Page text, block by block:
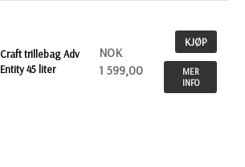
Craft trillebag Adv
Entity 45 liter
NOK
1 599,00
KJØP
MER
INFO